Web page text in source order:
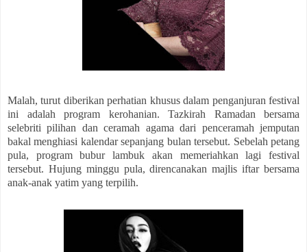
Malah, turut diberikan perhatian khusus dalam penganjuran festival
ini adalah program kerohanian. Tazkirah Ramadan bersama
selebriti pilihan dan ceramah agama dari penceramah jemputan
bakal menghiasi kalendar sepanjang bulan tersebut. Sebelah petang
pula, program bubur lambuk akan memeriahkan lagi festival
tersebut. Hujung minggu pula, direncanakan majlis iftar bersama
anak-anak yatim yang terpilih.